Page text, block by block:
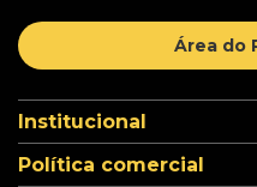
Área do
Institucional
Política comercial